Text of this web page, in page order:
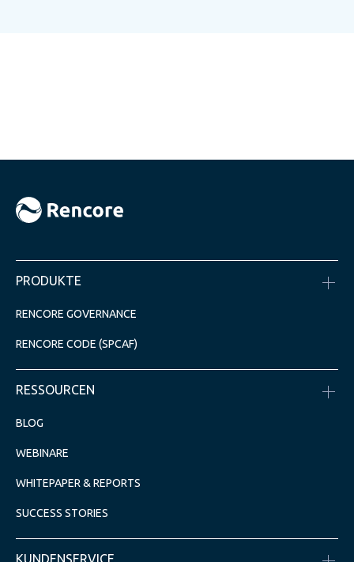
PRODUKTE
RENCORE GOVERNANCE
RENCORE CODE (SPCAF)
RESSOURCEN
BLOG
WEBINARE
WHITEPAPER & REPORTS
SUCCESS STORIES
KUNDENSERVICE